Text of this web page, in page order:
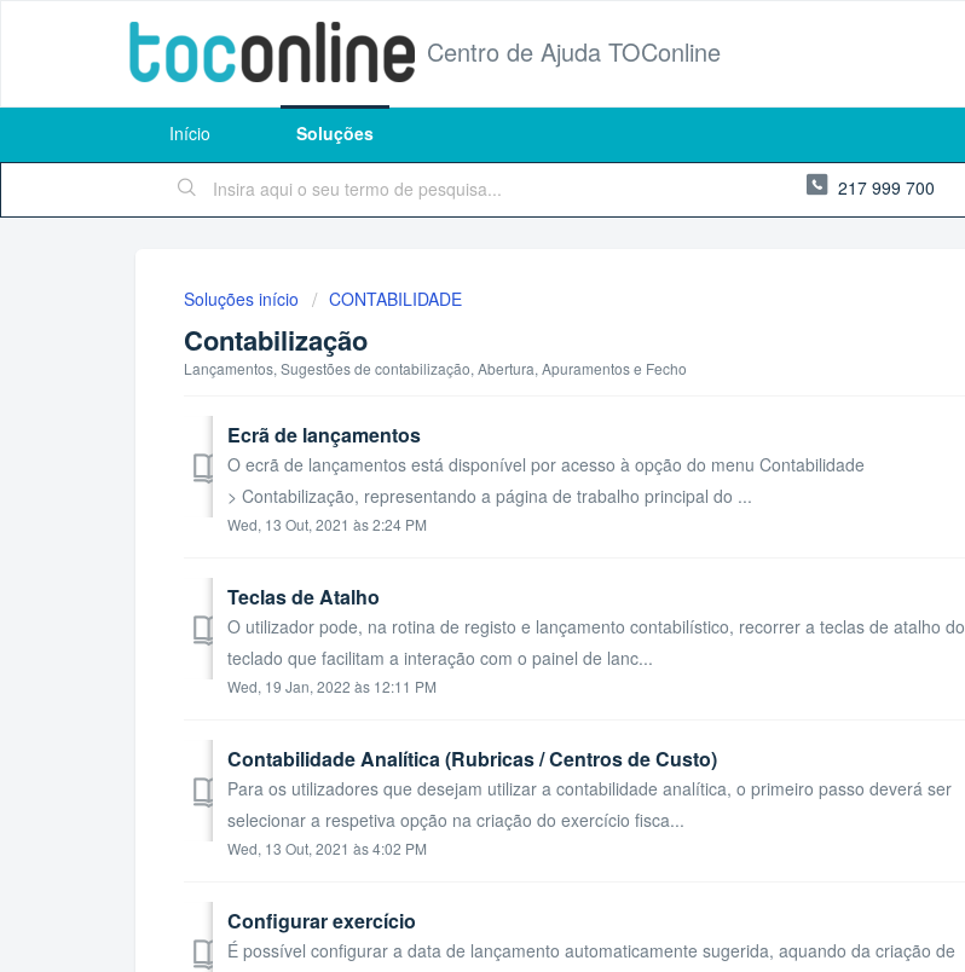
Centro de Ajuda TOConline
Início Soluções
217 999 700
Soluções início CONTABILIDADE
Contabilização
Lançamentos, Sugestões de contabilização, Abertura, Apuramentos e Fecho
Ecrã de lançamentos
O ecrã de lançamentos está disponível por acesso à opção do menu Contabilidade
> Contabilização, representando a página de trabalho principal do ...
Wed, 13 Out, 2021 às 2:24 PM
Teclas de Atalho
O utilizador pode, na rotina de registo e lançamento contabilístico, recorrer a teclas de atalho do
teclado que facilitam a interação com o painel de lanc...
Wed, 19 Jan, 2022 às 12:11 PM
Contabilidade Analítica (Rubricas / Centros de Custo)
Para os utilizadores que desejam utilizar a contabilidade analítica, o primeiro passo deverá ser
selecionar a respetiva opção na criação do exercício fisca...
Wed, 13 Out, 2021 às 4:02 PM
Configurar exercício
É possível configurar a data de lançamento automaticamente sugerida, aquando da criação de